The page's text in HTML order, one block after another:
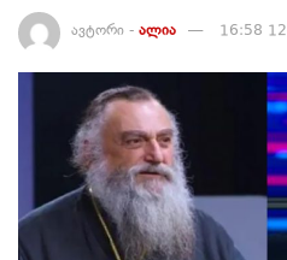
ავტორი - ალია 16:58